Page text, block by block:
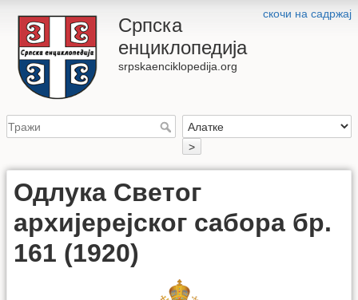
скочи на садржај
Српска
енциклопедија
srpskaenciklopedija.org
>
Одлука Светог
архијерејског сабора бр.
161 (1920)